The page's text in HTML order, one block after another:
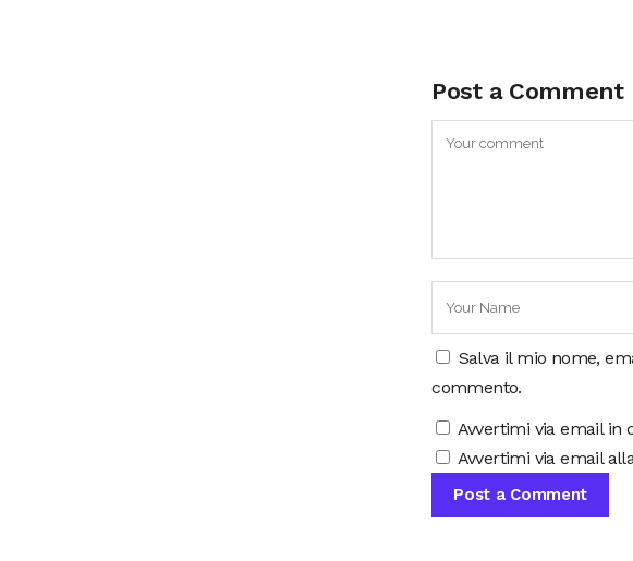
Post a Comment
Salva il mio nome,
commento.
Avvertimi via email in
Avvertimi via email